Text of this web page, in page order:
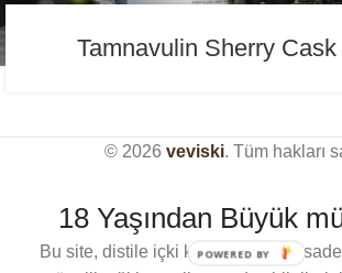
Tamnavulin Sherry
© 2026 veviski. Tüm hakları
18 Yaşından Büyük
Bu site, distile içki kültürü üzerine
POWERED BY